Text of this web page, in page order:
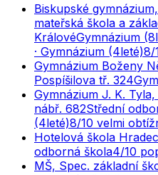
Biskupské
mateřská škola a
KrálovéGymnázium
· Gymnázium (4leté)8/
Gymnázium Boženy
Pospíšilova tř. 324
Gymnázium J. K.
nábř. 682Střední
(4leté)8/10 velmi
Hotelová škola
odborná škola4/10
MŠ, Spec. základní